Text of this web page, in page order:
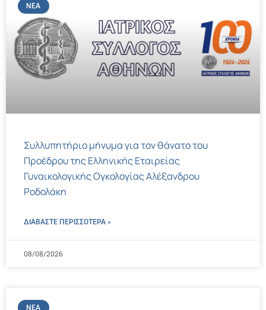
ΝΈΑ
Συλλυπητήριο μήνυμα για τον θάνατο του
Προέδρου της Ελληνικής Εταιρείας
Γυναικολογικής Ογκολογίας Αλέξανδρου
Ροδολάκη
ΔΙΑΒΑΣΤΕ ΠΕΡΙΣΣΌΤΕΡΑ »
08/08/2026
ΝΈΑ